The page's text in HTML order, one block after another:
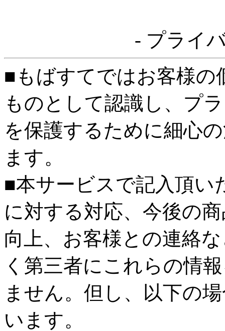
- プライ
■もばすてではお客様の
ものとして認識し、プ
を保護するために細心
ます。
■本サービスで記入頂い
に対する対応、今後の
向上、お客様との連絡
く第三者にこれらの情
ません。但し、以下の
います。